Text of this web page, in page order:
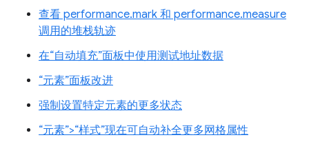
查看 performance.mark 和 performance.measure
调用的堆栈轨迹
在“自动填充”面板中使用测试地址数据
“元素”面板改进
强制设置特定元素的更多状态
“元素”>“样式”现在可自动补全更多网格属性